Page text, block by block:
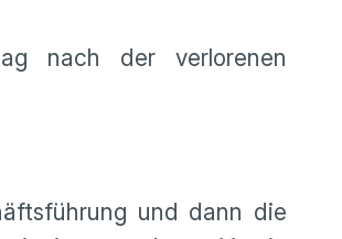
nach der verlorenen
und dann die